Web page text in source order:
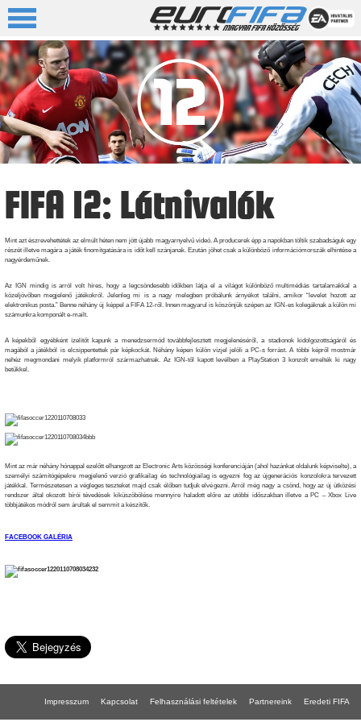
FIFA 12: Látnivalók
Mint azt észrevehettétek az elmúlt héten nem jött újabb magyarnyelvű videó. A producerek épp a napokban töltik szabadságuk egy
részét illetve magára a játék finomítgatására is időt kell szánjanak. Ezután jöhet csak a különböző információmorszák elhintése a
nagyérdeműnek.
Az IGN mindig is arról volt híres, hogy a legcsöndesebb időkben látja el a világot különböző multimédiás tartalamakkal a
közeljövőben megjelenő játékokról. Jelenleg mi is a nagy melegben próbálunk árnyékot találni, amikor “levelet hozott az
elektronikus posta.” Benne néhány új képpel a FIFA 12-ről. Innen magyarul is köszönjük szépen az IGN-es kolegáknak a külön mi
számunkra komponált e-mailt.
A képekből egyébként ízelítőt kapunk a menedzsermód továbbfejlesztett megjelenéséről, a stadionok kidolgozottságáról és
magából a játékból is elcsippentettek pár képkockát. Néhány képen külön vízjel jelöli a PC-s forrást. A többi képről mostmár
nehéz megmondani melyik platformról származhatnak. Az IGN-től kapott levélben a PlayStation 3 konzolt emelték ki nagy
betűkkel.
Mint az már néhány hónappal ezelőtt elhangzott az Electronic Arts közösségi konferenciáján (ahol hazánkat oldalunk képviselte), a
személyi számítógépekre megjelenő verzió grafikailag és technológiailag is egyezni fog az újgenerációs konzolokra tervezett
játékkal. Természetesen a végleges teszteket majd csak élőben tudjuk elvégezni. Arról még nagy a csönd, hogy az új ütközési
rendszer által okozott bírói tévedések kiküszöbölése mennyire haladott előre az utóbbi időszakban illetve a PC – Xbox Live
többjátékos módról sem árultak el semmit a készítők.
FACEBOOK GALÉRIA
Impresszum Kapcsolat Felhasználási feltételek Partnereink Eredeti FIFA